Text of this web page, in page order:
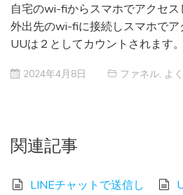
自宅のwi-fiからスマホでアクセス
外出先のwi-fiに接続しスマホでア
UUは２としてカウントされます。
2024年4月8日 ファネル よ
関連記事
LINEチャットで送信し